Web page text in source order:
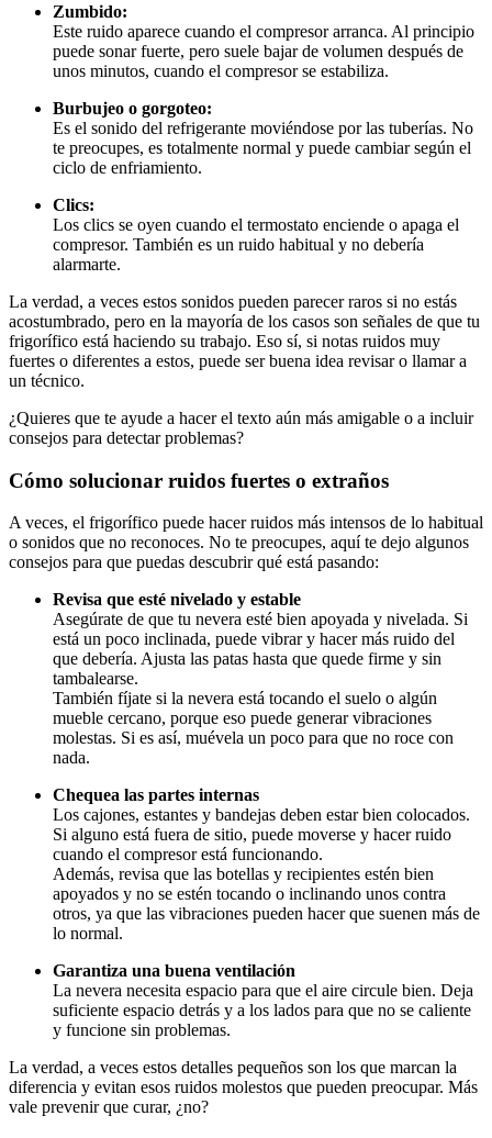
Zumbido:
Este ruido aparece cuando el compresor arranca. Al principio
puede sonar fuerte, pero suele bajar de volumen después de
unos minutos, cuando el compresor se estabiliza.
Burbujeo o gorgoteo:
Es el sonido del refrigerante moviéndose por las tuberías. No
te preocupes, es totalmente normal y puede cambiar según el
ciclo de enfriamiento.
Clics:
Los clics se oyen cuando el termostato enciende o apaga el
compresor. También es un ruido habitual y no debería
alarmarte.
La verdad, a veces estos sonidos pueden parecer raros si no estás
acostumbrado, pero en la mayoría de los casos son señales de que tu
frigorífico está haciendo su trabajo. Eso sí, si notas ruidos muy
fuertes o diferentes a estos, puede ser buena idea revisar o llamar a
un técnico.
¿Quieres que te ayude a hacer el texto aún más amigable o a incluir
consejos para detectar problemas?
Cómo solucionar ruidos fuertes o extraños
A veces, el frigorífico puede hacer ruidos más intensos de lo habitual
o sonidos que no reconoces. No te preocupes, aquí te dejo algunos
consejos para que puedas descubrir qué está pasando:
Revisa que esté nivelado y estable
Asegúrate de que tu nevera esté bien apoyada y nivelada. Si
está un poco inclinada, puede vibrar y hacer más ruido del
que debería. Ajusta las patas hasta que quede firme y sin
tambalearse.
También fíjate si la nevera está tocando el suelo o algún
mueble cercano, porque eso puede generar vibraciones
molestas. Si es así, muévela un poco para que no roce con
nada.
Chequea las partes internas
Los cajones, estantes y bandejas deben estar bien colocados.
Si alguno está fuera de sitio, puede moverse y hacer ruido
cuando el compresor está funcionando.
Además, revisa que las botellas y recipientes estén bien
apoyados y no se estén tocando o inclinando unos contra
otros, ya que las vibraciones pueden hacer que suenen más de
lo normal.
Garantiza una buena ventilación
La nevera necesita espacio para que el aire circule bien. Deja
suficiente espacio detrás y a los lados para que no se caliente
y funcione sin problemas.
La verdad, a veces estos detalles pequeños son los que marcan la
diferencia y evitan esos ruidos molestos que pueden preocupar. Más
vale prevenir que curar, ¿no?